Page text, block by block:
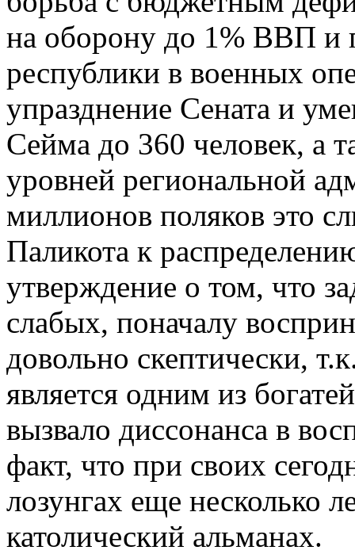
на оборону до 1% ВВП и
республики в военных
упразднение Сената и
Сейма до 360 человек, а
уровней региональной
миллионов поляков это
Паликота к
утверждение о том, что
слабых, поначалу
довольно скептически,
является одним из
вызвало диссонанса в
факт, что при своих
лозунгах еще несколько
католический альманах.